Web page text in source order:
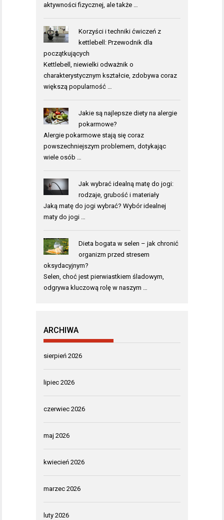
aktywności fizycznej, ale także …
Korzyści i techniki ćwiczeń z
kettlebell: Przewodnik dla
początkujących
Kettlebell, niewielki odważnik o
charakterystycznym kształcie, zdobywa coraz
większą popularność …
Jakie są najlepsze diety na alergie
pokarmowe?
Alergie pokarmowe stają się coraz
powszechniejszym problemem, dotykając
wiele osób …
Jak wybrać idealną matę do jogi:
rodzaje, grubość i materiały
Jaką matę do jogi wybrać? Wybór idealnej
maty do jogi …
Dieta bogata w selen – jak chronić
organizm przed stresem
oksydacyjnym?
Selen, choć jest pierwiastkiem śladowym,
odgrywa kluczową rolę w naszym …
ARCHIWA
sierpień 2026
lipiec 2026
czerwiec 2026
maj 2026
kwiecień 2026
marzec 2026
luty 2026